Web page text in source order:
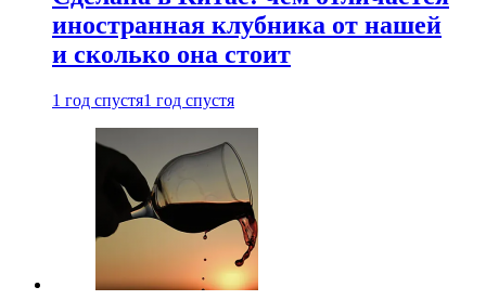
иностранная клубника от нашей
и сколько она стоит
1 год спустя1 год спустя